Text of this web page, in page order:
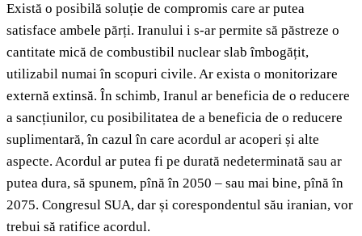
Există o posibilă soluție de compromis care ar putea
satisface ambele părți. Iranului i s-ar permite să păstreze o
cantitate mică de combustibil nuclear slab îmbogățit,
utilizabil numai în scopuri civile. Ar exista o monitorizare
externă extinsă. În schimb, Iranul ar beneficia de o reducere
a sancțiunilor, cu posibilitatea de a beneficia de o reducere
suplimentară, în cazul în care acordul ar acoperi și alte
aspecte. Acordul ar putea fi pe durată nedeterminată sau ar
putea dura, să spunem, pînă în 2050 – sau mai bine, pînă în
2075. Congresul SUA, dar și corespondentul său iranian, vor
trebui să ratifice acordul.